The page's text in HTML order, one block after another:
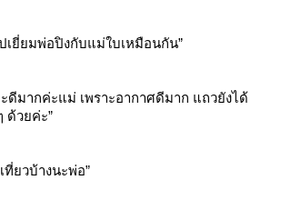
เยี่ยมพ่อปิงกับแม่ใบเหมือนกัน”
ดีมากค่ะแม่ เพราะอากาศดีมาก แถวยังได้
ด้วยค่ะ”
ที่ยวบ้างนะพ่อ”